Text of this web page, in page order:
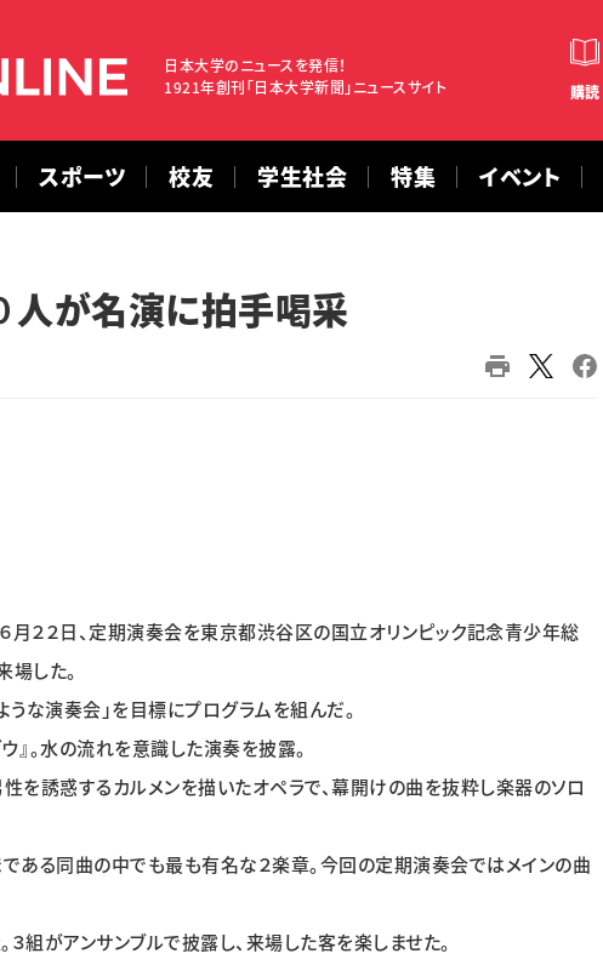
日本大学のニュースを発信！
1921年創刊「日本大学新聞」ニュースサイト
購読
スポーツ 校友 学生社会 特集 イベント
が名演に拍手喝采
２日、定期演奏会を東京都渋谷区の国立オリンピック記念青少年総
した。
演奏会」を目標にプログラムを組んだ。
。水の流れを意識した演奏を披露。
を誘惑するカルメンを描いたオペラで、幕開けの曲を抜粋し楽器のソロ
ある同曲の中でも最も有名な２楽章。今回の定期演奏会ではメインの曲
がアンサンブルで披露し、来場した客を楽しませた。